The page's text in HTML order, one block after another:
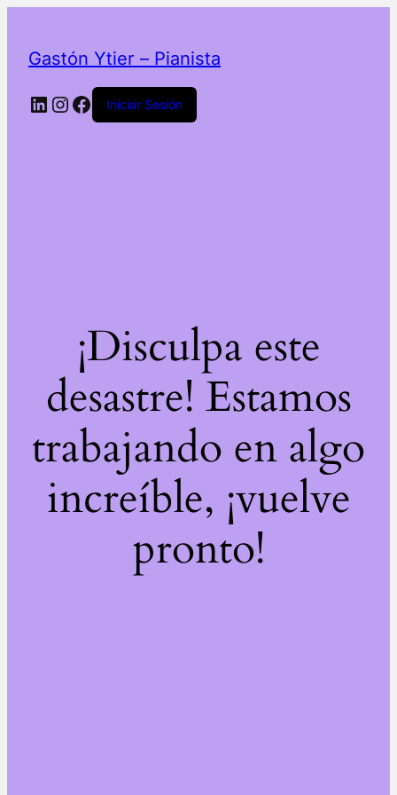
Gastón Ytier – Pianista
LinkedIn
Instagram
Facebook
Iniciar Sesión
¡Disculpa este
desastre! Estamos
trabajando en algo
increíble, ¡vuelve
pronto!